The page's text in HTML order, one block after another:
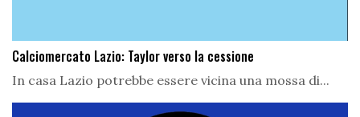
Calciomercato Lazio: Taylor verso la cessione
In casa Lazio potrebbe essere vicina una mossa di...